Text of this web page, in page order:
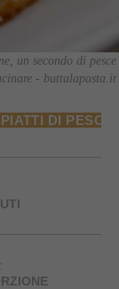
un secondo di pesce
- buttalapasta.it
DI PESCE